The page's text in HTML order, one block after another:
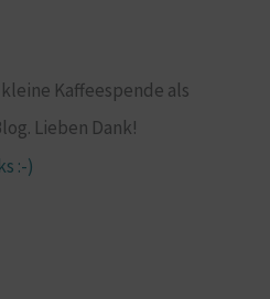
Kaffeespende als
Lieben Dank!